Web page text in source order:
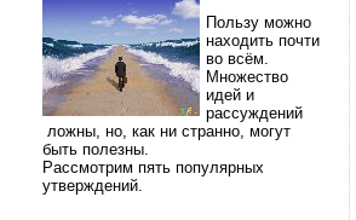
Пользу можно
находить почти
во всём.
Множество
идей и
рассуждений
ложны, но, как ни странно, могут
быть полезны.
Рассмотрим пять популярных
утверждений.